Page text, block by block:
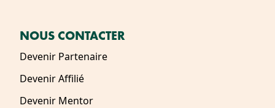
NOUS CONTACTER
Devenir Partenaire
Devenir Affilié
Devenir Mentor